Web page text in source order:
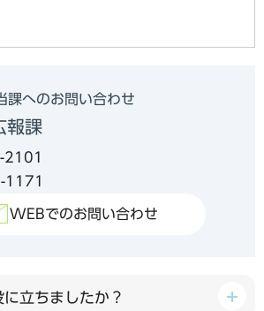
課へのお問い合わせ
報課
2101
1171
WEBでのお問い合わせ
立ちましたか？